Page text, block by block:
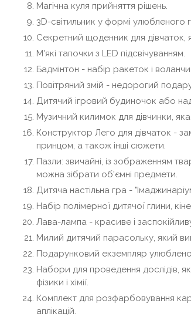
Магічна куля прийняття рішень.
3D-світильник у формі улюбленого
Секретний щоденник для дівчаток,
М'які тапочки з LED підсвічуванням.
Бадмінтон - набір ракеток і
Повітряний змій - недорогий
Дитячий ігровий будиночок або
Музичний килимок для дівчинки,
Конструктор Лего для дівчаток -
принцом, а також інші сюжети.
Пазли: звичайні, із зображенням
можна зібрати об'ємні предмети.
Дитяча настільна гра -
Набір полімерної дитячої глини,
Лава-лампа - красиве і
Милий дитячий парасольку, який
Подарунковий екземпляр
Набори для проведення дослідів,
фізики і хімії.
Комплект для розфарбовування
аплікацій.